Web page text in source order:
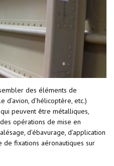
des éléments de
d’avion, d’hélicoptère, etc.)
peuvent être métalliques,
opérations de mise en
d’ébavurage, d’application
fixations aéronautiques sur